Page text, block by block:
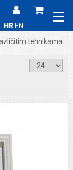
HR EN
tehnikama.